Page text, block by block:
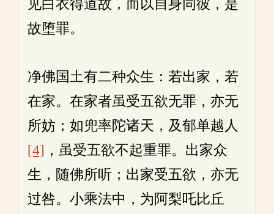
见白衣得道故，而以自身同彼，是
故堕罪。
净佛国土有二种众生：若出家，若
在家。在家者虽受五欲无罪，亦无
所妨；如兜率陀诸天，及郁单越人
[4] ，虽受五欲不起重罪。出家众
生，随佛所听；出家受五欲，亦无
过咎。小乘法中，为阿梨吒比丘